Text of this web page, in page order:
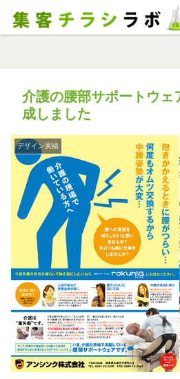
介護の腰部サポートウェ
成しました
デザイン実績